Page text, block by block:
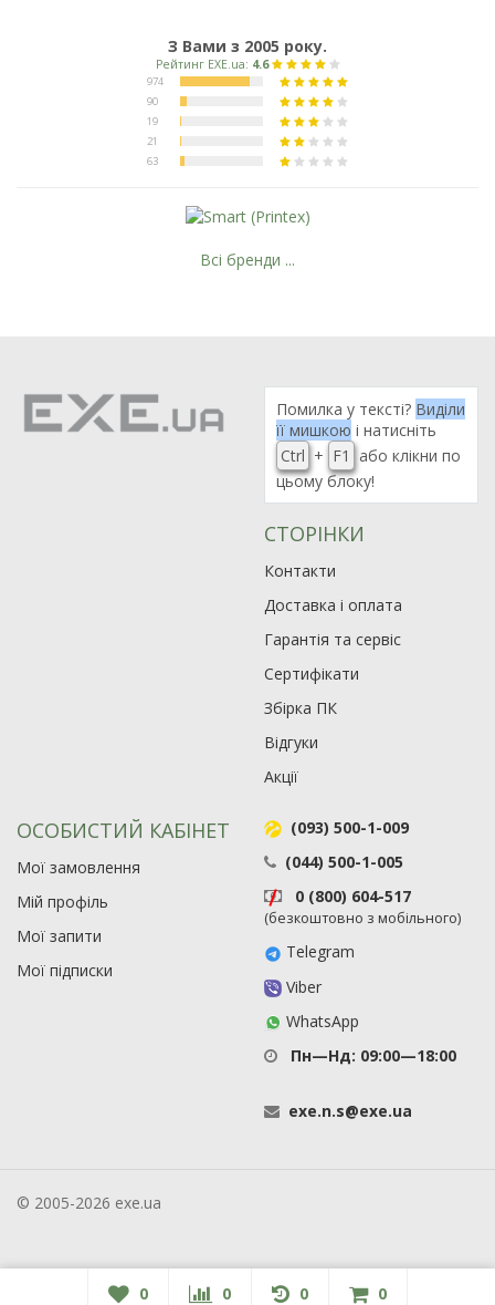
З Вами з 2005 року.
Всі бренди ...
Помилка у тексті? Виділи
її мишкою і натисніть
Ctrl + F1
або клікни по
цьому блоку!
СТОРІНКИ
Контакти
Доставка і оплата
Гарантія та сервіс
Сертифікати
Збірка ПК
Відгуки
Акції
ОСОБИСТИЙ КАБІНЕТ
Мої замовлення
Мій профіль
Мої запити
Мої підписки
(093) 500-1-009
(044) 500-1-005
0 (800) 604-517
(безкоштовно з мобільного)
Telegram
Viber
WhatsApp
Пн—Нд: 09:00—18:00
exe.n.s@exe.ua
© 2005-2026 exe.ua
0 0 0 0